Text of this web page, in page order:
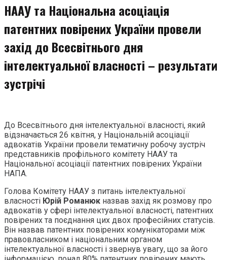
НААУ та Національна асоціація
патентних повірених України провели
захід до Всесвітнього дня
інтелектуальної власності – результати
зустрічі
До Всесвітнього дня інтелектуальної власності, який
відзначається 26 квітня, у Національній асоціації
адвокатів України провели тематичну робочу зустріч
представників профільного комітету НААУ та
Національної асоціації патентних повірених України
НАПА.
Голова Комітету НААУ з питань інтелектуальної
власності Юрій Романюк назвав захід як розмову про
адвокатів у сфері інтелектуальної власності, патентних
повірених та поєднання цих двох професійних статусів.
Він назвав патентних повірених комунікаторами між
правовласником і національним органом
інтелектуальної власності і звернув увагу, що за його